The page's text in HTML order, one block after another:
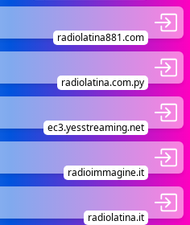
radiolatina881.com
radiolatina.com.py
ec3.yesstreaming.net
radioimmagine.it
radiolatina.it